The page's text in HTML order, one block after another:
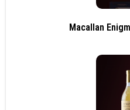
Macallan